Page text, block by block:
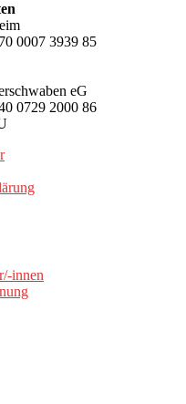
0007 3939 85
eG
0729 2000 86
innen